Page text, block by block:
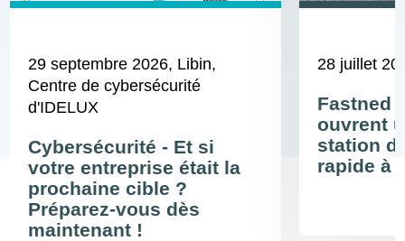
29 septembre 2026, Libin,
Centre de cybersécurité
d'IDELUX
Cybersécurité - Et si
votre entreprise était la
prochaine cible ?
Préparez-vous dès
maintenant !
28 juillet
Fastned
ouvrent
station
rapide à